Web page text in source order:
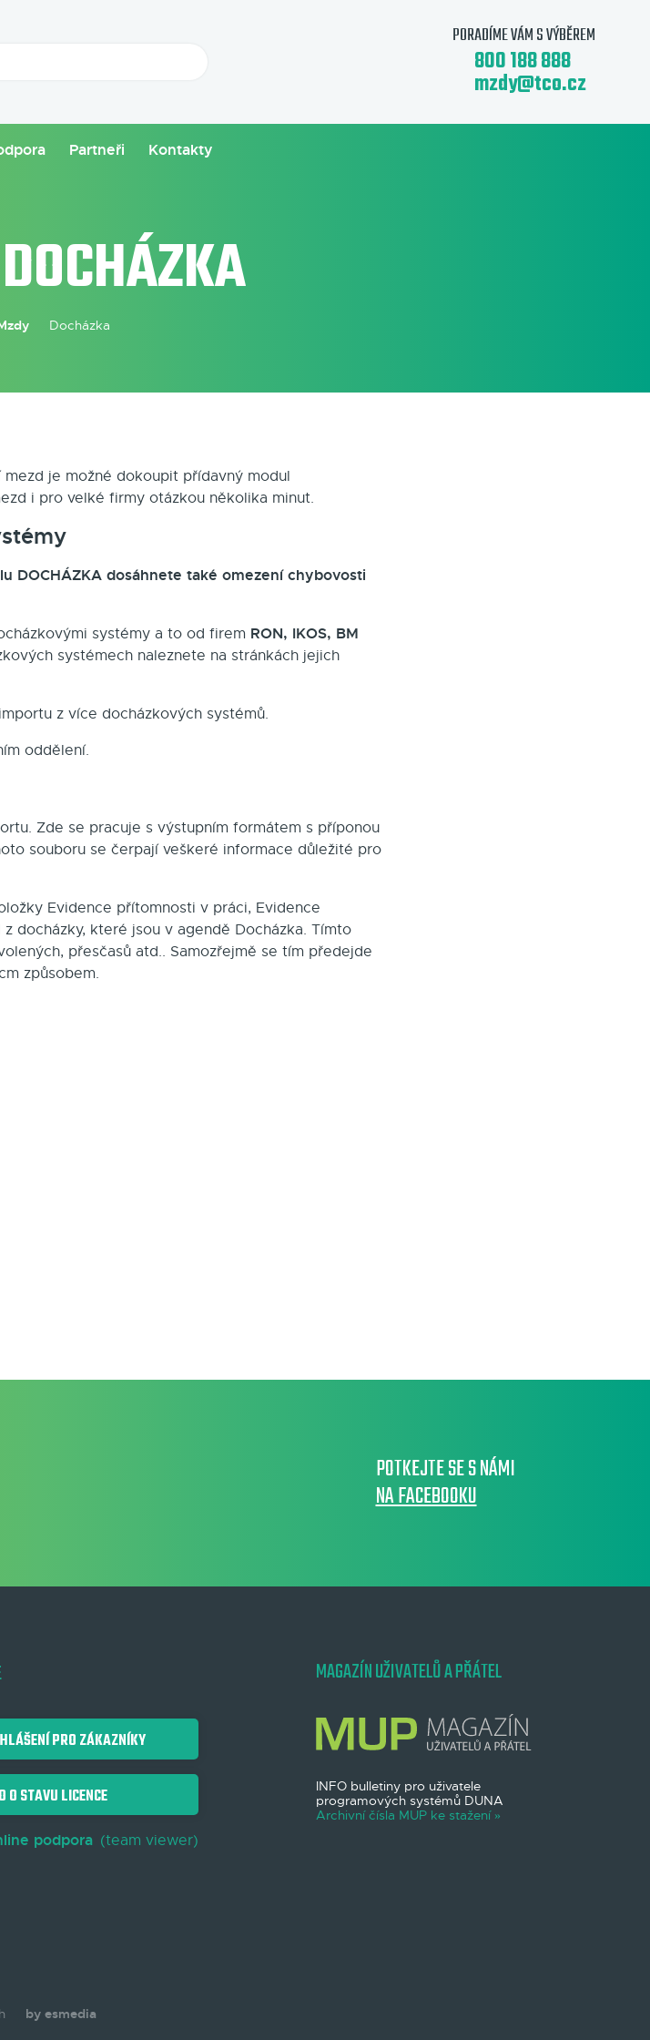
PORADÍME VÁM S VÝBĚREM
800 188 888
mzdy@tco.cz
Partneři Kontakty
Docházka
je možné dokoupit přídavný modul
i pro velké firmy otázkou několika minut.
DOCHÁZKA dosáhnete také omezení chybovosti
systémy a to od firem RON, IKOS, BM
systémech naleznete na stránkách jejich
z více docházkových systémů.
oddělení.
Zde se pracuje s výstupním formátem s příponou
souboru se čerpají veškeré informace důležité pro
Evidence přítomnosti v práci, Evidence
docházky, které jsou v agendě Docházka. Tímto
přesčasů atd.. Samozřejmě se tím předejde
způsobem.
POTKEJTE SE S NÁMI
NA FACEBOOKU
PRO ZÁKAZNÍKY
O STAVU LICENCE
podpora (team viewer)
MAGAZÍN UŽIVATELŮ A PŘÁTEL
INFO bulletiny pro uživatele
programových systémů DUNA
Archivní čísla MUP ke stažení »
by esmedia